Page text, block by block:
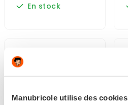
Manubricole utilise des cookies.
En stock